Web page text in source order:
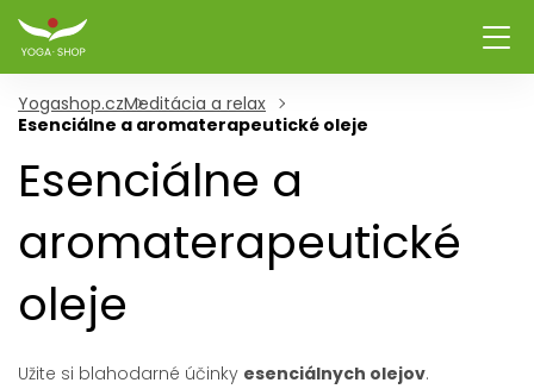
Yogashop.czMeditácia a relax
Esenciálne a aromaterapeutické oleje
Esenciálne a
aromaterapeutické
oleje
Užite si blahodarné účinky esenciálnych olejov.